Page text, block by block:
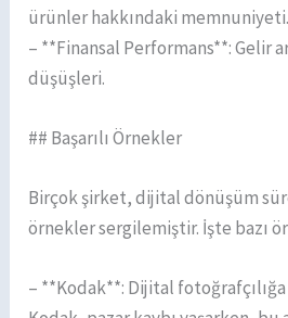
ürünler hakkındaki memnuniyeti.
– **Finansal Performans**: Gelir
düşüşleri.
## Başarılı Örnekler
Birçok şirket, dijital dönüşüm
örnekler sergilemiştir. İşte bazı
– **Kodak**: Dijital